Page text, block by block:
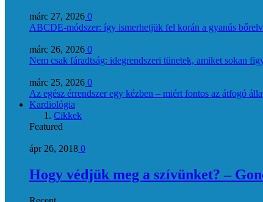
márc 27, 2026 0
ABCDE‑módszer: így ismerhetjük fel korán a gyanús
márc 26, 2026 0
Nem csak fáradtság: idegrendszeri tünetek, amiket sokan
márc 25, 2026 0
Az egész érrendszer egy kézben – miért fontos az átfogó
Kardiológia
Cikkek
Featured
ápr 26, 2018 0
Hogy védjük meg a szívünket? –